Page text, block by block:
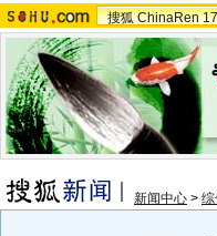
搜狐 ChinaRen
新闻中心 >